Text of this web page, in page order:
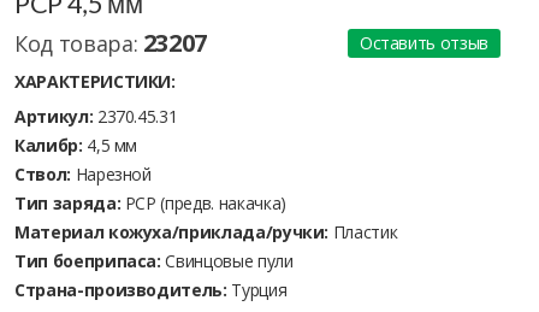
Код товара: 23207
Оставить отзыв
ХАРАКТЕРИСТИКИ:
Артикул: 2370.45.31
Калибр: 4,5 мм
Ствол: Нарезной
Тип заряда: PCP (предв. накачка)
Материал кожуха/приклада/ручки: Пластик
Тип боеприпаса: Cвинцовые пули
Страна-производитель: Турция